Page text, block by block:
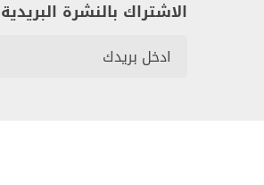
الاشتراك بالنشرة البريدية